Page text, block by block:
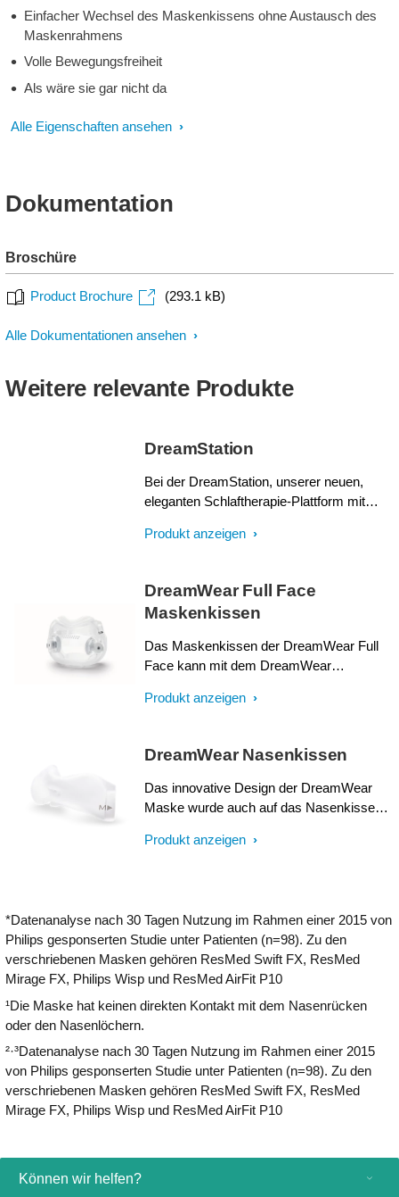
Einfacher Wechsel des Maskenkissens ohne Austausch des
Maskenrahmens
Volle Bewegungsfreiheit
Als wäre sie gar nicht da
Alle Eigenschaften ansehen
Dokumentation
Broschüre
Product Brochure (293.1 kB)
Alle Dokumentationen ansehen
Weitere relevante Produkte
DreamStation
Bei der DreamStation, unserer neuen,
eleganten Schlaftherapie-Plattform mit
Benutzerfreundlichkeit im Fokus.
ermöglichen ihm eine hohe Therapietreue.
Insbesondere das medizinische
Fachpersonal profitiert von der intuitiven
Menüführung und der einfachen und
Produkt anzeigen
DreamWear Full Face
Maskenkissen
Das Maskenkissen der DreamWear Full
Face kann mit dem DreamWear
eine effektive und komfortable Abdichtung
Nasenrücken vermieden.1
Produkt anzeigen
DreamWear Nasenkissen
Das innovative Design der DreamWear
Maske wurde auch auf das Nasenkissen
komfortable Abdichtung bei minimaler
Produkt anzeigen
*Datenanalyse nach 30 Tagen Nutzung im Rahmen einer 2015 von
Philips gesponserten Studie unter Patienten (n=98). Zu den
verschriebenen Masken gehören ResMed Swift FX, ResMed
Mirage FX, Philips Wisp und ResMed AirFit P10
¹Die Maske hat keinen direkten Kontakt mit dem Nasenrücken
oder den Nasenlöchern.
²·³Datenanalyse nach 30 Tagen Nutzung im Rahmen einer 2015
von Philips gesponserten Studie unter Patienten (n=98). Zu den
verschriebenen Masken gehören ResMed Swift FX, ResMed
Mirage FX, Philips Wisp und ResMed AirFit P10
Können wir helfen?